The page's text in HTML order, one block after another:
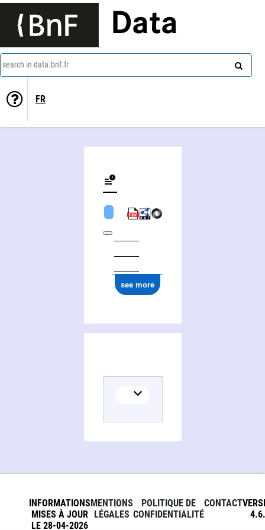
Data
search in data.bnf.fr
FR
see more
INFORMATIONS
MISES À JOUR
LE 28-04-2026
MENTIONS
LÉGALES
POLITIQUE DE
CONFIDENTIALITÉ
CONTACT